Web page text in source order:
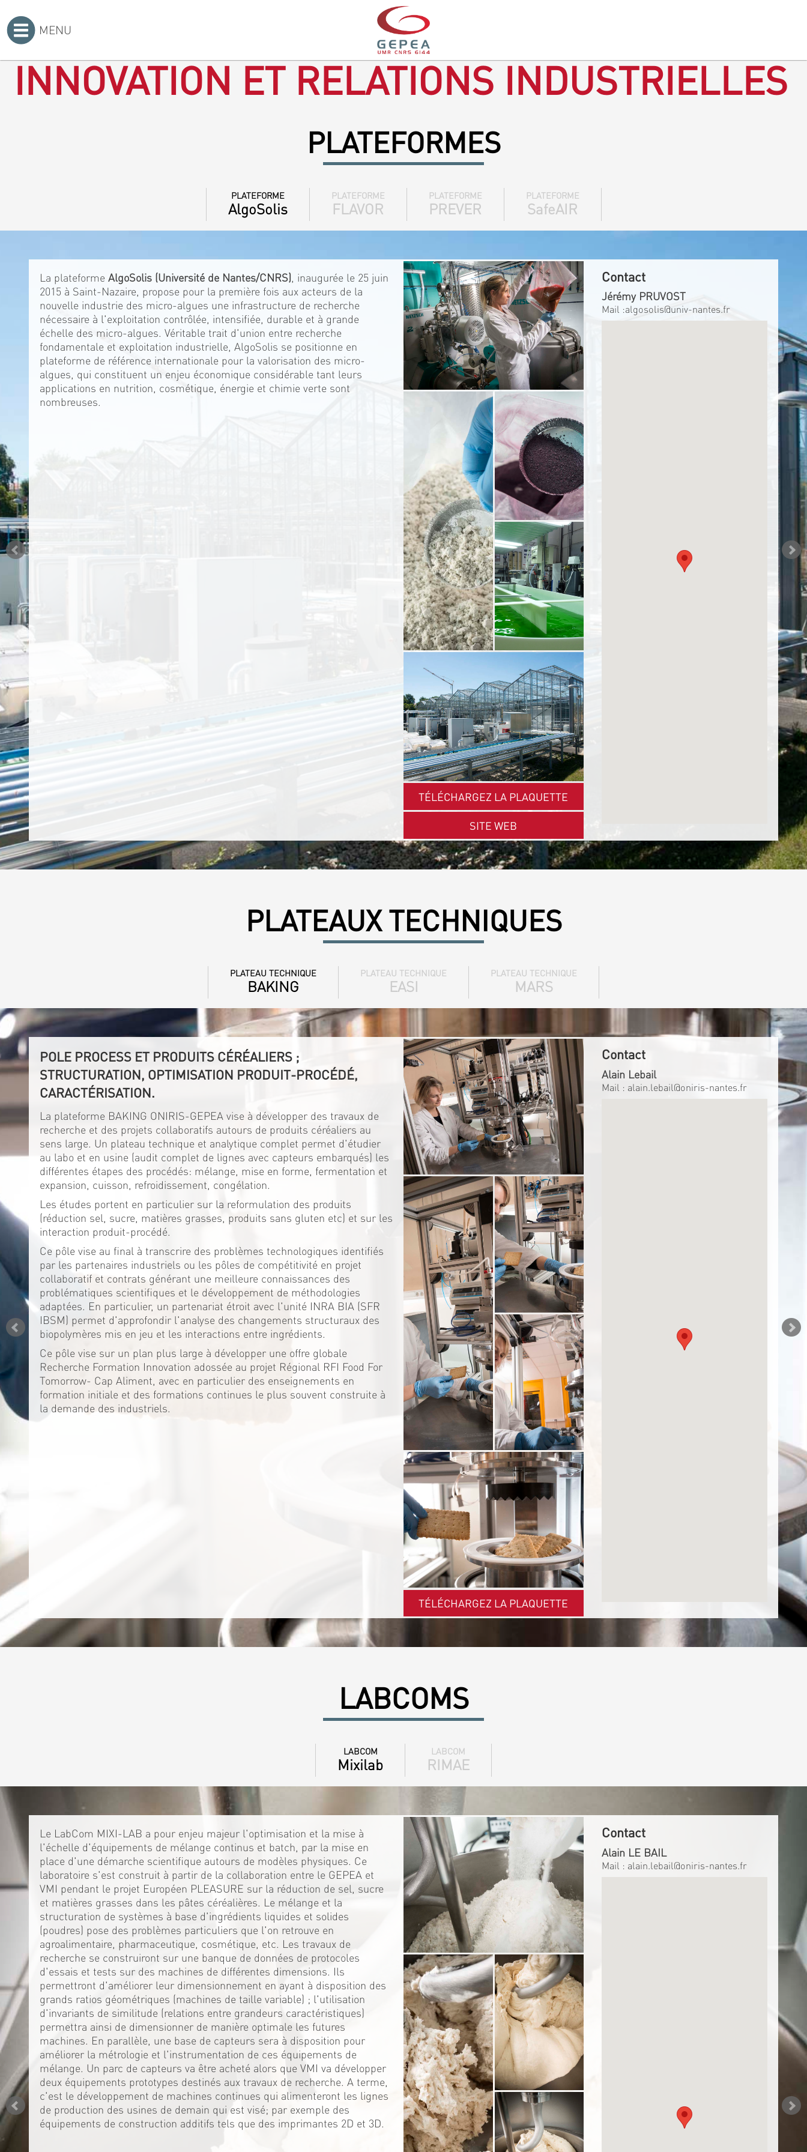
MENU
INNOVATION ET RELATIONS INDUSTRIELLES
PLATEFORMES
PLATEFORME
AlgoSolis
PLATEFORME
FLAVOR
PLATEFORME
PREVER
PLATEFORME
SafeAIR
La plateforme AlgoSolis (Université de Nantes/CNRS) , inaugurée le 25 juin
2015 à Saint-Nazaire, propose pour la première fois aux acteurs de la
nouvelle industrie des micro-algues une infrastructure de recherche
nécessaire à l'exploitation contrôlée, intensifiée, durable et à grande
échelle des micro-algues. Véritable trait d'union entre recherche
fondamentale et exploitation industrielle, AlgoSolis se positionne en
plateforme de référence internationale pour la valorisation des micro-
algues, qui constituent un enjeu économique considérable tant leurs
applications en nutrition, cosmétique, énergie et chimie verte sont
nombreuses.
SITE WEB
TÉLÉCHARGEZ LA PLAQUETTE
Contact
Jérémy PRUVOST
Mail :algosolis@univ-nantes.fr
PLATEAUX TECHNIQUES
PLATEAU TECHNIQUE
BAKING
PLATEAU TECHNIQUE
EASI
PLATEAU TECHNIQUE
MARS
POLE PROCESS ET PRODUITS CÉRÉALIERS ;
STRUCTURATION, OPTIMISATION PRODUIT-PROCÉDÉ,
CARACTÉRISATION.
La plateforme BAKING ONIRIS-GEPEA vise à développer des travaux de
recherche et des projets collaboratifs autours de produits céréaliers au
sens large. Un plateau technique et analytique complet permet d'étudier
au labo et en usine (audit complet de lignes avec capteurs embarqués) les
différentes étapes des procédés: mélange, mise en forme, fermentation et
expansion, cuisson, refroidissement, congélation.
Les études portent en particulier sur la reformulation des produits
(réduction sel, sucre, matières grasses, produits sans gluten etc) et sur les
interaction produit-procédé.
Ce pôle vise au final à transcrire des problèmes technologiques identifiés
par les partenaires industriels ou les pôles de compétitivité en projet
collaboratif et contrats générant une meilleure connaissances des
problématiques scientifiques et le développement de méthodologies
adaptées. En particulier, un partenariat étroit avec l'unité INRA BIA (SFR
IBSM) permet d'approfondir l'analyse des changements structuraux des
biopolymères mis en jeu et les interactions entre ingrédients.
Ce pôle vise sur un plan plus large à développer une offre globale
Recherche Formation Innovation adossée au projet Régional RFI Food For
Tomorrow- Cap Aliment, avec en particulier des enseignements en
formation initiale et des formations continues le plus souvent construite à
la demande des industriels.
TÉLÉCHARGEZ LA PLAQUETTE
Contact
Alain Lebail
Mail : alain.lebail@oniris-nantes.fr
LABCOMS
LABCOM
Mixilab
LABCOM
RIMAE
Le LabCom MIXI-LAB a pour enjeu majeur l'optimisation et la mise à
l'échelle d'équipements de mélange continus et batch, par la mise en
place d'une démarche scientifique autours de modèles physiques. Ce
laboratoire s'est construit à partir de la collaboration entre le GEPEA et
VMI pendant le projet Européen PLEASURE sur la réduction de sel, sucre
et matières grasses dans les pâtes céréalières. Le mélange et la
structuration de systèmes à base d'ingrédients liquides et solides
(poudres) pose des problèmes particuliers que l'on retrouve en
agroalimentaire, pharmaceutique, cosmétique, etc. Les travaux de
recherche se construiront sur une banque de données de protocoles
d'essais et tests sur des machines de différentes dimensions. Ils
permettront d'améliorer leur dimensionnement en ayant à disposition des
grands ratios géométriques (machines de taille variable) ; l'utilisation
d'invariants de similitude (relations entre grandeurs caractéristiques)
permettra ainsi de dimensionner de manière optimale les futures
machines. En parallèle, une base de capteurs sera à disposition pour
améliorer la métrologie et l'instrumentation de ces équipements de
mélange. Un parc de capteurs va être acheté alors que VMI va développer
deux équipements prototypes destinés aux travaux de recherche. A terme,
c'est le développement de machines continues qui alimenteront les lignes
de production des usines de demain qui est visé; par exemple des
équipements de construction additifs tels que des imprimantes 2D et 3D.
Contact
Alain LE BAIL
Mail : alain.lebail@oniris-nantes.fr